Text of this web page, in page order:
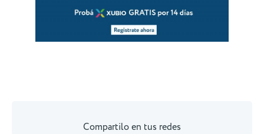
Compartilo en tus redes